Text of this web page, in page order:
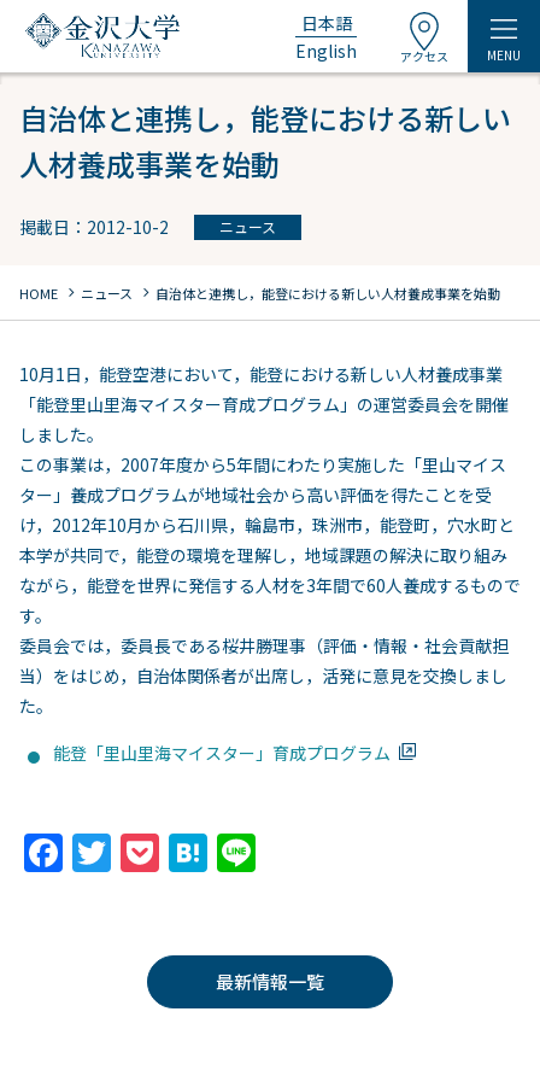
日本語
English
アクセス MENU
自治体と連携し，能登における新しい
人材養成事業を始動
掲載日：2012-10-2 ニュース
HOME chevron_right ニュース chevron_right 自治体と連携し，能登における新しい人材養成事業を始動
10月1日，能登空港において，能登における新しい人材養成事業
「能登里山里海マイスター育成プログラム」の運営委員会を開催
しました。
この事業は，2007年度から5年間にわたり実施した「里山マイス
ター」養成プログラムが地域社会から高い評価を得たことを受
け，2012年10月から石川県，輪島市，珠洲市，能登町，穴水町と
本学が共同で，能登の環境を理解し，地域課題の解決に取り組み
ながら，能登を世界に発信する人材を3年間で60人養成するもので
す。
委員会では，委員長である桜井勝理事（評価・情報・社会貢献担
当）をはじめ，自治体関係者が出席し，活発に意見を交換しまし
た。
能登「里山里海マイスター」育成プログラム
F T
er
P
k
et
H
n
a
最新情報一覧